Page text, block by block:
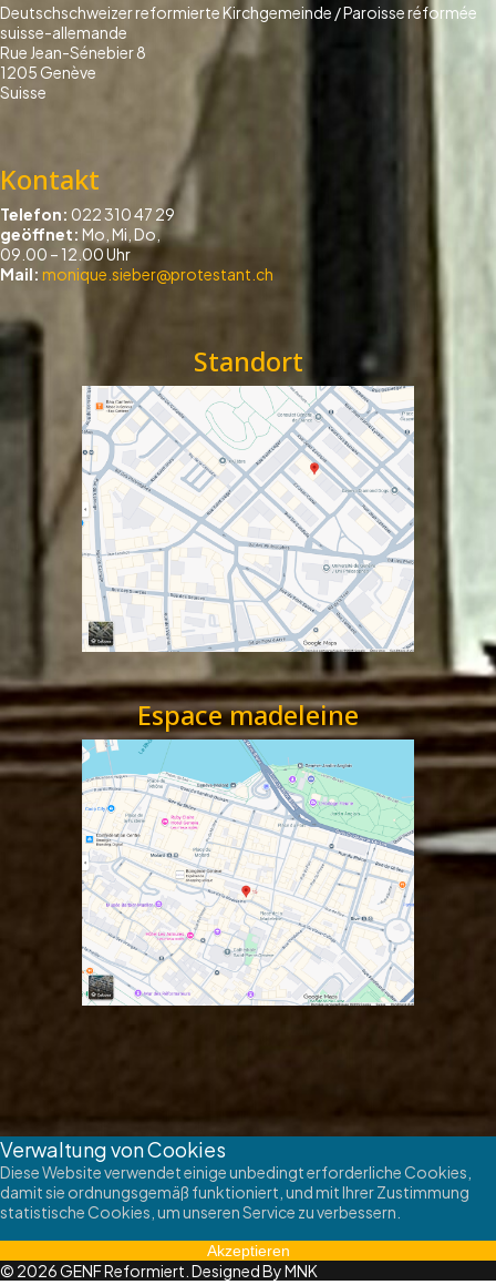
Deutschschweizer reformierte Kirchgemeinde / Paroisse réformée
suisse-allemande
Rue Jean-Sénebier 8
1205 Genève
Suisse
Kontakt
Telefon: 022 310 47 29
geöffnet: Mo, Mi, Do,
09.00 – 12.00 Uhr
Mail: monique.sieber@protestant.ch
Standort
Espace madeleine
Verwaltung von Cookies
Diese Website verwendet einige unbedingt erforderliche Cookies,
damit sie ordnungsgemäß funktioniert, und mit Ihrer Zustimmung
statistische Cookies, um unseren Service zu verbessern.
Akzeptieren
© 2026 GENF Reformiert. Designed By MNK